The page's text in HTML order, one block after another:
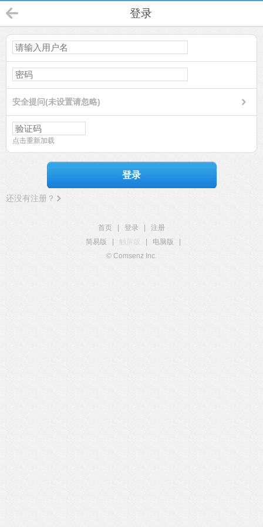
登录
安全提问(未设置请忽略)
点击重新加载
登录
还没有注册？
首页 登录
注册
简易版
触屏版 电脑版
© Comsenz Inc.